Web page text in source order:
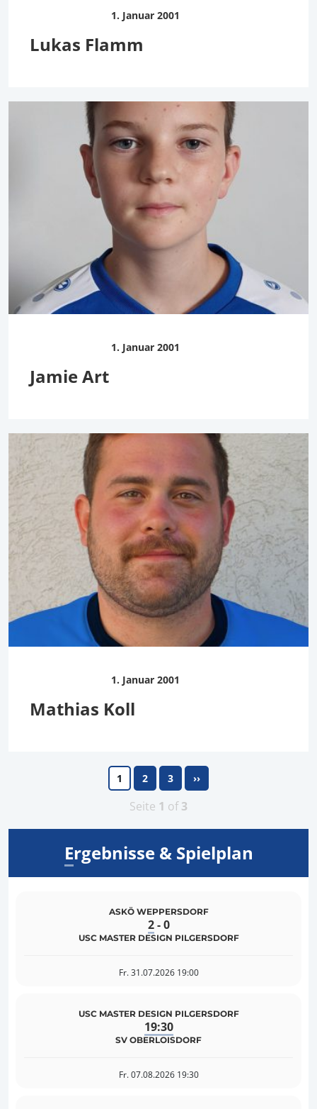
1. Januar 2001
Lukas Flamm
1. Januar 2001
Jamie Art
1. Januar 2001
Mathias Koll
1 2 3 ››
Seite 1 of3
Ergebnisse & Spielplan
ASKÖ WEPPERSDORF
2-0
USC MASTER DESIGN PILGERSDORF
Fr. 31.07.2026 19:00
USC MASTER DESIGN PILGERSDORF
19:30
SV OBERLOISDORF
Fr. 07.08.2026 19:30